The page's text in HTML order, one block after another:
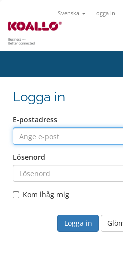
Svenska Logga in
Logga in
E-postadress
Lösenord
Kom ihåg mig